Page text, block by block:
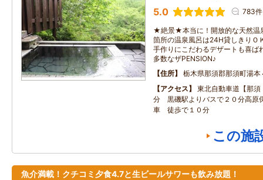
5.0 783件
★絶景★本当に！開放的な天然温
箇所の温泉風呂は24H貸しきりＯ
手作りにこだわるデザートも喜ば
多数なザPENSION♪
住所
栃木県那須郡那須町湯本
アクセス
東北自動車道【那
分 黒磯駅よりバスで２０分高原
車 徒歩で１０分
この施
魚介満載！クチコミ夕食4.7と生ビールサワーも飲み放題！